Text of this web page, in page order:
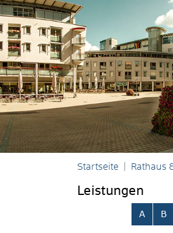
Startseite Rathaus
Leistungen
Alphabetisches
A B